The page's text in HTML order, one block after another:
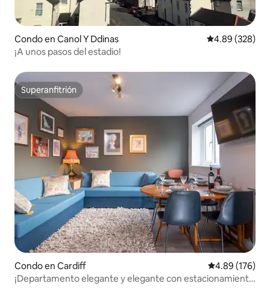
Condo en Canol Y Ddinas Calificación
4.89 (328)
¡A unos pasos del estadio!
Superanfitrión
Superanfitrión
Condo en Cardiff Calificación
4.89 (176)
¡Departamento elegante y elegante con estacionamiento